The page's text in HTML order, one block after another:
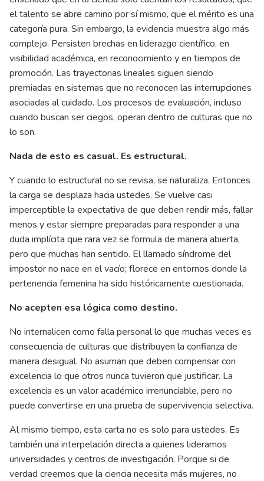
el talento se abre camino por sí mismo, que el mérito es una
categoría pura. Sin embargo, la evidencia muestra algo más
complejo. Persisten brechas en liderazgo científico, en
visibilidad académica, en reconocimiento y en tiempos de
promoción. Las trayectorias lineales siguen siendo
premiadas en sistemas que no reconocen las interrupciones
asociadas al cuidado. Los procesos de evaluación, incluso
cuando buscan ser ciegos, operan dentro de culturas que no
lo son.
Nada de esto es casual. Es estructural.
Y cuando lo estructural no se revisa, se naturaliza. Entonces
la carga se desplaza hacia ustedes. Se vuelve casi
imperceptible la expectativa de que deben rendir más, fallar
menos y estar siempre preparadas para responder a una
duda implícita que rara vez se formula de manera abierta,
pero que muchas han sentido. El llamado síndrome del
impostor no nace en el vacío; florece en entornos donde la
pertenencia femenina ha sido históricamente cuestionada.
No acepten esa lógica como destino.
No internalicen como falla personal lo que muchas veces es
consecuencia de culturas que distribuyen la confianza de
manera desigual. No asuman que deben compensar con
excelencia lo que otros nunca tuvieron que justificar. La
excelencia es un valor académico irrenunciable, pero no
puede convertirse en una prueba de supervivencia selectiva.
Al mismo tiempo, esta carta no es solo para ustedes. Es
también una interpelación directa a quienes lideramos
universidades y centros de investigación. Porque si de
verdad creemos que la ciencia necesita más mujeres, no